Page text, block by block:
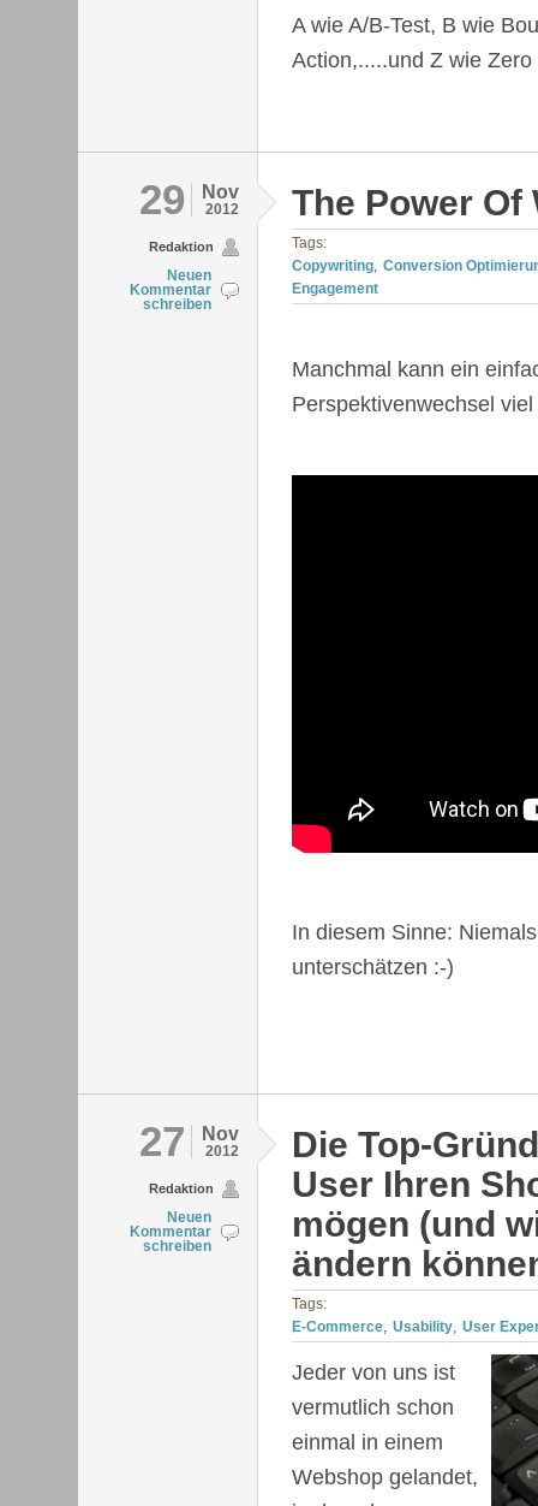
A wie A/B-Test, B wie
Action,.....und Z wie
29 Nov
2012
Redaktion
Neuen
Kommentar
schreiben
The Power Of
Tags:
Copywriting Conversion
Engagement
Manchmal kann ein
Perspektivenwechsel
In diesem Sinne:
unterschätzen :-)
27 Nov
2012
Redaktion
Neuen
Kommentar
schreiben
Die Top-
User Ihren
mögen (und
ändern
Tags:
E-Commerce Usability User
Jeder von uns ist
vermutlich schon
einmal in einem
Webshop gelandet,